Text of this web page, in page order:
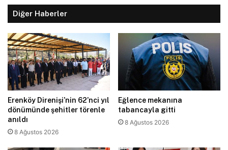
Diğer Haberler
Erenköy Direnişi’nin 62’nci yıl
dönümünde şehitler törenle
anıldı
8 Ağustos 2026
Eğlence mekanına
tabancayla gitti
8 Ağustos 2026